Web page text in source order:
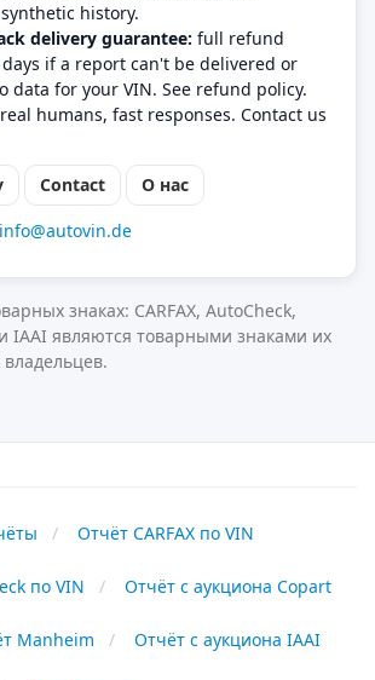
history.
delivery guarantee: full refund
if a report can't be delivered or
data for your VIN. See refund policy.
real humans, fast responses. Contact us
Contact
О нас
info@autovin.de
знаках: CARFAX, AutoCheck,
IAAI являются товарными знаками их
Отчёт CARFAX по VIN
по VIN Отчёт с аукциона Copart
Manheim Отчёт с аукциона IAAI